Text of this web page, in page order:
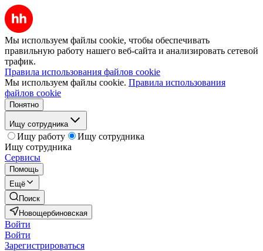
Мы используем файлы cookie, чтобы обеспечивать
правильную работу нашего веб-сайта и анализировать сетевой
трафик.
Правила использования файлов cookie
Мы используем файлы cookie. Правила использования
файлов cookie
Понятно
Ищу сотрудника
Ищу работу
Ищу сотрудника
Ищу сотрудника
Сервисы
Помощь
Ещё
Поиск
Новощербиновская
Войти
Войти
Зарегистрироваться